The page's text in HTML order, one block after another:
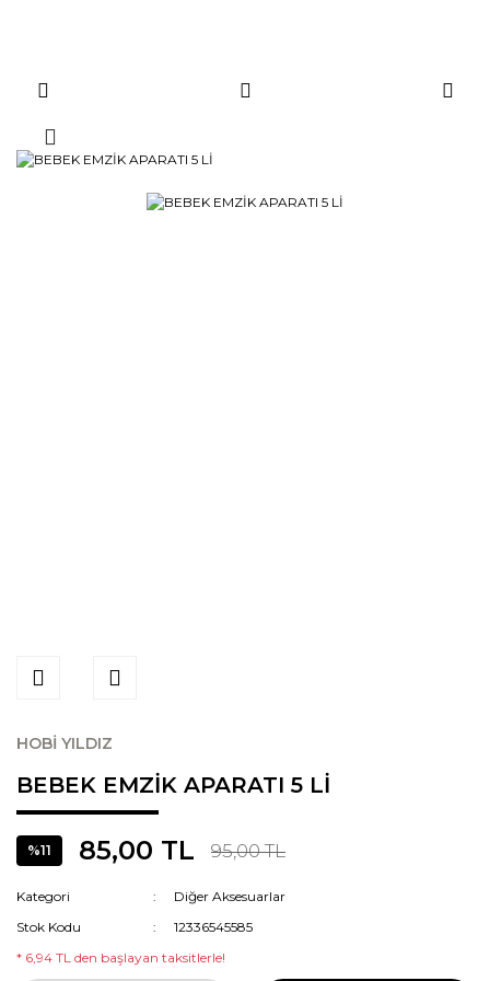
HOBİ YILDIZ
BEBEK EMZİK APARATI 5 Lİ
%11 85,00 TL 95,00 TL
Kategori
Diğer Aksesuarlar
Stok Kodu
12336545585
* 6,94 TL den başlayan taksitlerle!